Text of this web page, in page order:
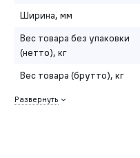
Ширина, мм
Вес товара без упаковки
(нетто), кг
Вес товара (брутто), кг
Развернуть